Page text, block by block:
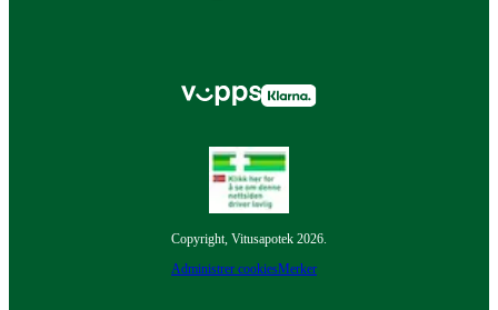
Copyright, Vitusapotek 2026.
Administrer cookiesMerker